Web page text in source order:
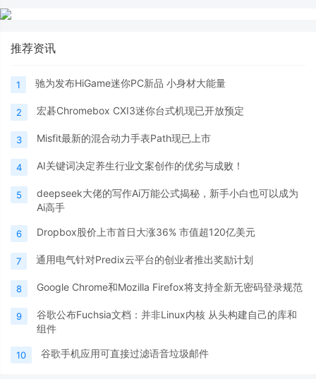
推荐资讯
1 驰为发布HiGame迷你PC新品 小身材大能量
2 宏碁Chromebox CXI3迷你台式机现已开放预定
3 Misfit最新的混合动力手表Path现已上市
4 AI关键词决定养生行业文案创作的优劣与成败！
5
deepseek大佬的写作Ai万能公式揭秘，新手小白也可以成为
Ai高手
6 Dropbox股价上市首日大涨36% 市值超120亿美元
7 通用电气针对Predix云平台的创业者推出奖励计划
8 Google Chrome和Mozilla Firefox将支持全新无密码登录规范
9
谷歌公布Fuchsia文档：并非Linux内核 从头构建自己的库和
组件
10 谷歌手机应用可直接过滤语音垃圾邮件